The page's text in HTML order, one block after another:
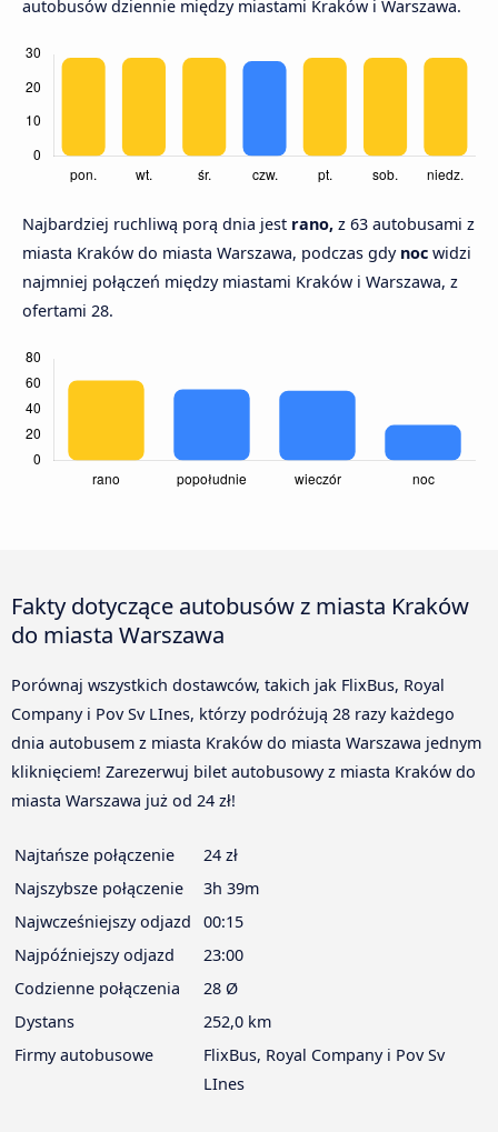
autobusów dziennie między miastami Kraków i Warszawa.
Najbardziej ruchliwą porą dnia jest rano, z 63 autobusami z
miasta Kraków do miasta Warszawa, podczas gdy noc widzi
najmniej połączeń między miastami Kraków i Warszawa, z
ofertami 28.
Fakty dotyczące autobusów z miasta Kraków
do miasta Warszawa
Porównaj wszystkich dostawców, takich jak FlixBus, Royal
Company i Pov Sv LInes, którzy podróżują 28 razy każdego
dnia autobusem z miasta Kraków do miasta Warszawa jednym
kliknięciem! Zarezerwuj bilet autobusowy z miasta Kraków do
miasta Warszawa już od 24 zł!
Najtańsze połączenie
24 zł
Najszybsze połączenie
3h 39m
Najwcześniejszy odjazd
00:15
Najpóźniejszy odjazd
23:00
Codzienne połączenia
28 Ø
Dystans
252,0 km
Firmy autobusowe
FlixBus, Royal Company i Pov Sv
LInes